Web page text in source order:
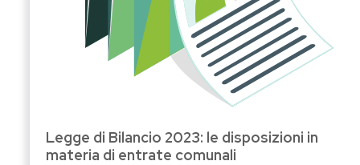
Legge di Bilancio 2023: le disposizioni in
materia di entrate comunali